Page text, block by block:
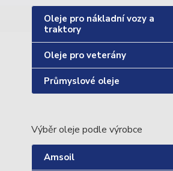
Oleje pro nákladní vozy a
traktory
Oleje pro veterány
Průmyslové oleje
Výběr oleje podle výrobce
Amsoil